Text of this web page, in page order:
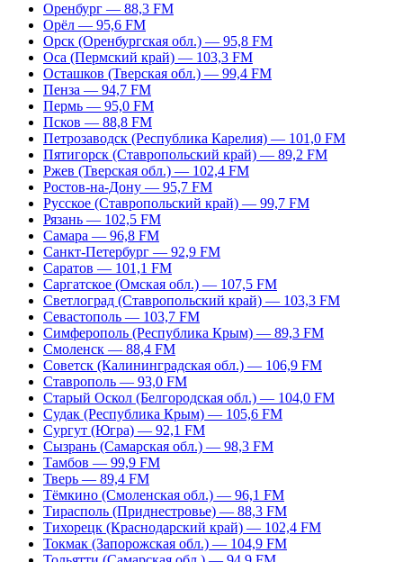
Оренбург — 88,3 FM
Орёл — 95,6 FM
Орск (Оренбургская обл.) — 95,8 FM
Оса (Пермский край) — 103,3 FM
Осташков (Тверская обл.) — 99,4 FM
Пенза — 94,7 FM
Пермь — 95,0 FM
Псков — 88,8 FM
Петрозаводск (Республика Карелия) — 101,0 FM
Пятигорск (Ставропольский край) — 89,2 FM
Ржев (Тверская обл.) — 102,4 FM
Ростов-на-Дону — 95,7 FM
Русское (Ставропольский край) — 99,7 FM
Рязань — 102,5 FM
Самара — 96,8 FM
Санкт-Петербург — 92,9 FM
Саратов — 101,1 FM
Саргатское (Омская обл.) — 107,5 FM
Светлоград (Ставропольский край) — 103,3 FM
Севастополь — 103,7 FM
Симферополь (Республика Крым) — 89,3 FM
Смоленск — 88,4 FM
Советск (Калининградская обл.) — 106,9 FM
Ставрополь — 93,0 FM
Старый Оскол (Белгородская обл.) — 104,0 FM
Судак (Республика Крым) — 105,6 FM
Сургут (Югра) — 92,1 FM
Сызрань (Самарская обл.) — 98,3 FM
Тамбов — 99,9 FM
Тверь — 89,4 FM
Тёмкино (Смоленская обл.) — 96,1 FM
Тирасполь (Приднестровье) — 88,3 FM
Тихорецк (Краснодарский край) — 102,4 FM
Токмак (Запорожская обл.) — 104,9 FM